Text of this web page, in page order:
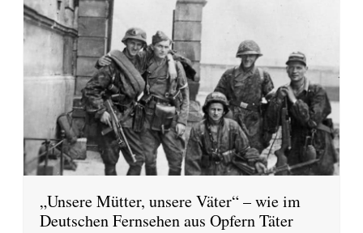
„Unsere Mütter, unsere Väter“ – wie im
Deutschen Fernsehen aus Opfern Täter